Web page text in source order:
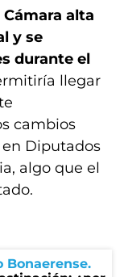
alta
y se
durante el
llegar
cambios
Diputados
algo que el
Bonaerense